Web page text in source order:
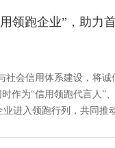
领跑企业”，助力
社会信用体系建设，将诚
作为“信用领跑代言人”
进入领跑行列，共同推